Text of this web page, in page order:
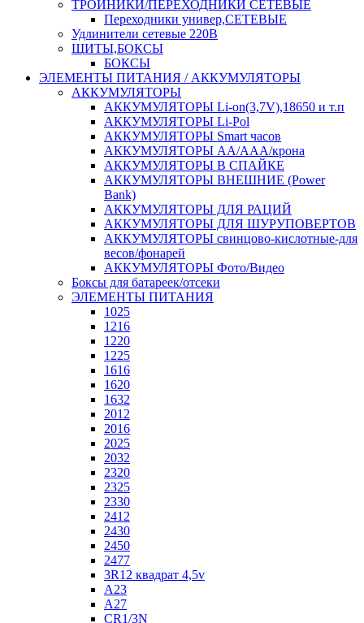
ТРОЙНИКИ/ПЕРЕХОДНИКИ СЕТЕВЫЕ
Переходники универ,СЕТЕВЫЕ
Удлинители сетевые 220В
ЩИТЫ,БОКСЫ
БОКСЫ
ЭЛЕМЕНТЫ ПИТАНИЯ / АККУМУЛЯТОРЫ
АККУМУЛЯТОРЫ
АККУМУЛЯТОРЫ Li-on(3,7V),18650 и т.п
АККУМУЛЯТОРЫ Li-Pol
АККУМУЛЯТОРЫ Smart часов
АККУМУЛЯТОРЫ АА/ААА/крона
АККУМУЛЯТОРЫ В СПАЙКЕ
АККУМУЛЯТОРЫ ВНЕШНИЕ (Power
Bank)
АККУМУЛЯТОРЫ ДЛЯ РАЦИЙ
АККУМУЛЯТОРЫ ДЛЯ ШУРУПОВЕРТОВ
АККУМУЛЯТОРЫ свинцово-кислотные-для
весов/фонарей
АККУМУЛЯТОРЫ Фото/Видео
Боксы для батареек/отсеки
ЭЛЕМЕНТЫ ПИТАНИЯ
1025
1216
1220
1225
1616
1620
1632
2012
2016
2025
2032
2320
2325
2330
2412
2430
2450
2477
3R12 квадрат 4,5v
A23
A27
CR1/3N